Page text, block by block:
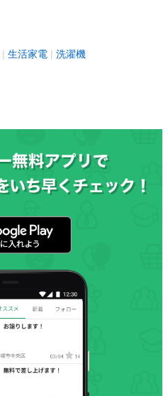
生活家電 洗濯機